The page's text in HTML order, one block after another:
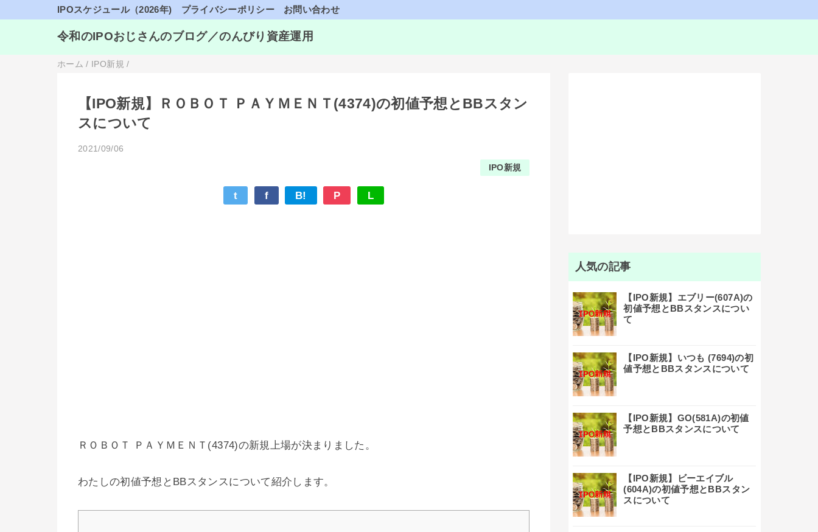
IPOスケジュール（2026年) プライバシーポリシー お問い合わせ
令和のIPOおじさんのブログ／のんびり資産運用
ホーム / IPO新規 /
【IPO新規】ＲＯＢＯＴ ＰＡＹＭＥＮＴ(4374)の初値予想とBBスタン
スについて
2021/09/06
IPO新規
t f B! P L
ＲＯＢＯＴ ＰＡＹＭＥＮＴ(4374)の新規上場が決まりました。
わたしの初値予想とBBスタンスについて紹介します。
人気の記事
【IPO新規】エブリー(607A)の
初値予想とBBスタンスについ
て
【IPO新規】いつも (7694)の初
値予想とBBスタンスについて
【IPO新規】GO(581A)の初値
予想とBBスタンスについて
【IPO新規】ビーエイブル
(604A)の初値予想とBBスタン
スについて